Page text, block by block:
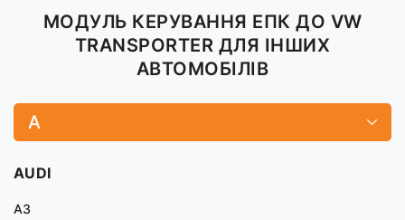
МОДУЛЬ КЕРУВАННЯ ЕПК ДО VW
TRANSPORTER ДЛЯ ІНШИХ
АВТОМОБІЛІВ
A
AUDI
A3